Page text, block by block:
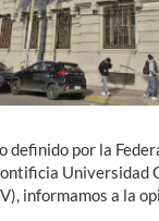
definido por la
Universidad
informamos a la